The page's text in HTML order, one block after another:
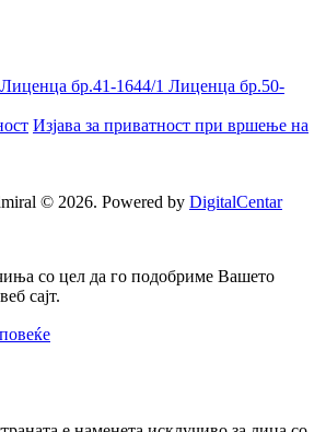
Лиценца бр.41-1644/1 Лиценца бр.50-
Изјава за приватност при вршење на
© 2026. Powered by DigitalCentar
со цел да го подобриме Вашето
сајт.